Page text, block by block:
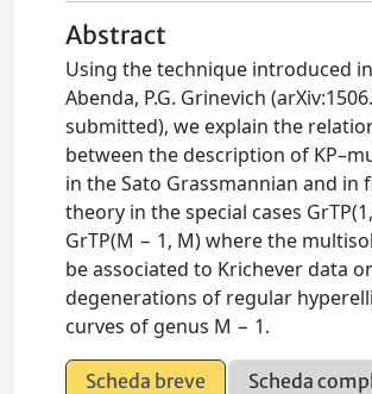
Abstract
Using the technique introduced
Abenda, P.G. Grinevich
submitted), we explain the
between the description of
in the Sato Grassmannian and in
theory in the special cases
GrTP(M − 1, M) where the
be associated to Krichever data
degenerations of regular
curves of genus M − 1.
Scheda breve
Scheda